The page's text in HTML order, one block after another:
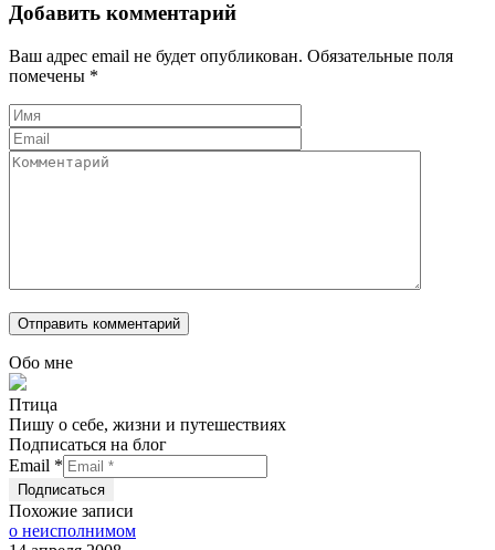
Добавить комментарий
Ваш адрес email не будет опубликован. Обязательные поля
помечены *
Обо мне
Птица
Пишу о себе, жизни и путешествиях
Подписаться на блог
Email *
Похожие записи
о неисполнимом